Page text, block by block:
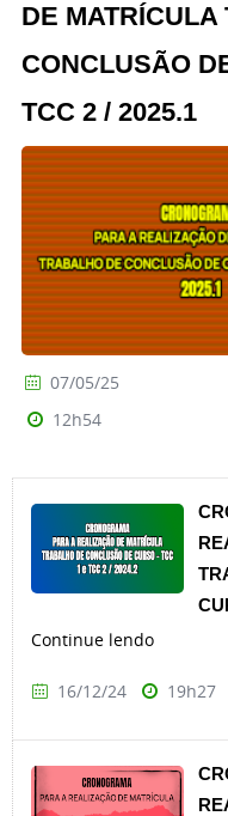
DE
CONCLUSÃO
TCC 2 / 2025.1
07/05/25
12h54
Continue lendo
16/12/24 19h27